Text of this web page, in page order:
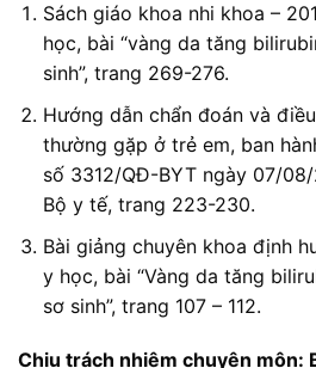
Sách giáo khoa nhi khoa –
học, bài “vàng da tăng
sinh”, trang 269-276.
Hướng dẫn chẩn đoán và
thường gặp ở trẻ em, ban
số 3312/QĐ-BYT ngày 07/
Bộ y tế, trang 223-230.
Bài giảng chuyên khoa định
y học, bài “Vàng da tăng
sơ sinh”, trang 107 – 112.
Chịu trách nhiệm chuyên môn: